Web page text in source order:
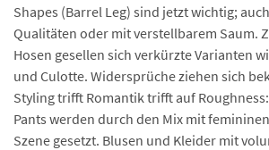
Shapes (Barrel Leg) sind jetzt wichtig;
Qualitäten oder mit verstellbarem Saum.
Hosen gesellen sich verkürzte Varianten
und Culotte. Widersprüche ziehen sich
Styling trifft Romantik trifft auf
Pants werden durch den Mix mit
Szene gesetzt. Blusen und Kleider mit